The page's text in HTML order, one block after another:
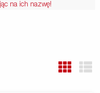
na ich nazwę!